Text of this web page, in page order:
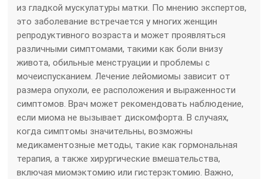
из гладкой мускулатуры матки. По мнению экспертов,
это заболевание встречается у многих женщин
репродуктивного возраста и может проявляться
различными симптомами, такими как боли внизу
живота, обильные менструации и проблемы с
мочеиспусканием. Лечение лейомиомы зависит от
размера опухоли, ее расположения и выраженности
симптомов. Врач может рекомендовать наблюдение,
если миома не вызывает дискомфорта. В случаях,
когда симптомы значительны, возможны
медикаментозные методы, такие как гормональная
терапия, а также хирургические вмешательства,
включая миомэктомию или гистерэктомию. Важно,